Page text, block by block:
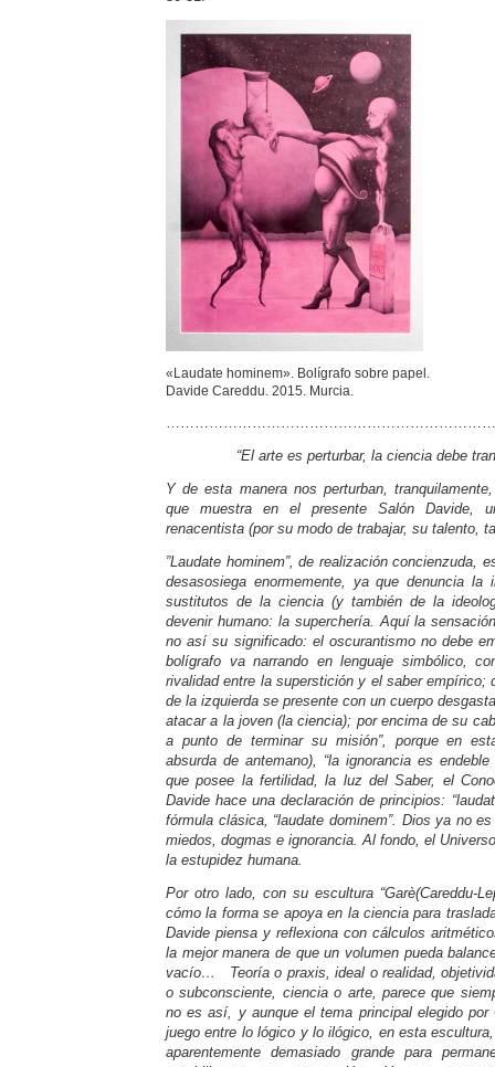
«Laudate hominem». Bolígrafo sobre papel.
Davide Careddu. 2015. Murcia.
“El arte es perturbar, la ciencia debe
Y de esta manera nos perturban,
que muestra en el presente Salón Davide,
renacentista (por su modo de trabajar, su talento,
”Laudate hominem”, de realización concienzuda,
desasosiega enormemente, ya que denuncia la
sustitutos de la ciencia (y también de la
devenir humano: la superchería. Aquí la
no así su significado: el oscurantismo no debe
bolígrafo va narrando en lenguaje simbólico,
rivalidad entre la superstición y el saber empírico;
de la izquierda se presente con un cuerpo
atacar a la joven (la ciencia); por encima de su
a punto de terminar su misión”, porque en
absurda de antemano), “la ignorancia es
que posee la fertilidad, la luz del Saber, el
Davide hace una declaración de principios:
fórmula clásica, “laudate dominem”. Dios ya no
miedos, dogmas e ignorancia. Al fondo, el
la estupidez humana.
Por otro lado, con su escultura “Garè(Careddu-
cómo la forma se apoya en la ciencia para
Davide piensa y reflexiona con cálculos
la mejor manera de que un volumen pueda
vacío… Teoría o praxis, ideal o realidad,
o subconsciente, ciencia o arte, parece que
no es así, y aunque el tema principal elegido por
juego entre lo lógico y lo ilógico, en esta
aparentemente demasiado grande para